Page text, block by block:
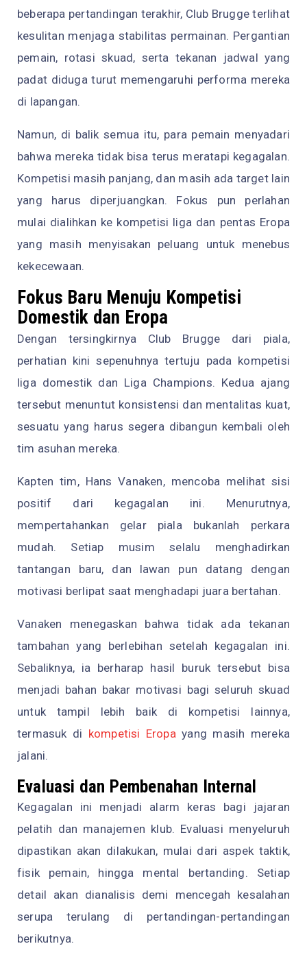
beberapa pertandingan terakhir, Club Brugge terlihat
kesulitan menjaga stabilitas permainan. Pergantian
pemain, rotasi skuad, serta tekanan jadwal yang
padat diduga turut memengaruhi performa mereka
di lapangan.
Namun, di balik semua itu, para pemain menyadari
bahwa mereka tidak bisa terus meratapi kegagalan.
Kompetisi masih panjang, dan masih ada target lain
yang harus diperjuangkan. Fokus pun perlahan
mulai dialihkan ke kompetisi liga dan pentas Eropa
yang masih menyisakan peluang untuk menebus
kekecewaan.
Fokus Baru Menuju Kompetisi
Domestik dan Eropa
Dengan tersingkirnya Club Brugge dari piala,
perhatian kini sepenuhnya tertuju pada kompetisi
liga domestik dan Liga Champions. Kedua ajang
tersebut menuntut konsistensi dan mentalitas kuat,
sesuatu yang harus segera dibangun kembali oleh
tim asuhan mereka.
Kapten tim, Hans Vanaken, mencoba melihat sisi
positif dari kegagalan ini. Menurutnya,
mempertahankan gelar piala bukanlah perkara
mudah. Setiap musim selalu menghadirkan
tantangan baru, dan lawan pun datang dengan
motivasi berlipat saat menghadapi juara bertahan.
Vanaken menegaskan bahwa tidak ada tekanan
tambahan yang berlebihan setelah kegagalan ini.
Sebaliknya, ia berharap hasil buruk tersebut bisa
menjadi bahan bakar motivasi bagi seluruh skuad
untuk tampil lebih baik di kompetisi lainnya,
termasuk di kompetisi Eropayang masih mereka
jalani.
Evaluasi dan Pembenahan Internal
Kegagalan ini menjadi alarm keras bagi jajaran
pelatih dan manajemen klub. Evaluasi menyeluruh
dipastikan akan dilakukan, mulai dari aspek taktik,
fisik pemain, hingga mental bertanding. Setiap
detail akan dianalisis demi mencegah kesalahan
serupa terulang di pertandingan-pertandingan
berikutnya.